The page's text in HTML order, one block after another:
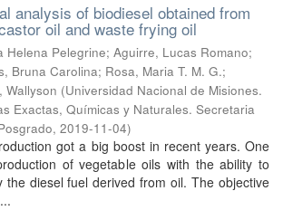
analysis of biodiesel obtained from
oil and waste frying oil
Helena Pelegrine; Aguirre, Lucas Romano;
Bruna Carolina; Rosa, Maria T. M. G.;
Wallyson (Universidad Nacional de Misiones.
Exactas, Químicas y Naturales. Secretaria
, 2019-11-04)
got a big boost in recent years. One
of vegetable oils with the ability to
the diesel fuel derived from oil. The objective